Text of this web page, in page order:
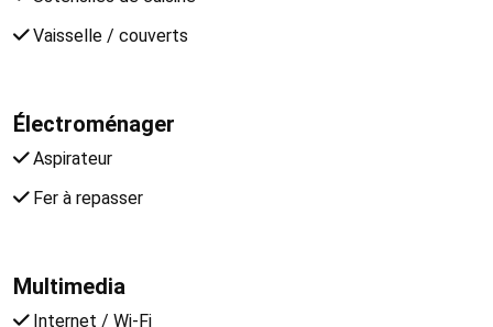
Vaisselle / couverts
Électroménager
Aspirateur
Fer à repasser
Multimedia
Internet / Wi-Fi